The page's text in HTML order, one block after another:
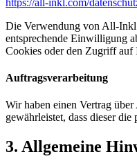
Die Verwendung von All-Inkl
entsprechende Einwilligung
Cookies oder den Zugriff
Auftragsverarbeitung
Wir haben einen Vertrag
gewährleistet, dass dieser
3. Allgemeine